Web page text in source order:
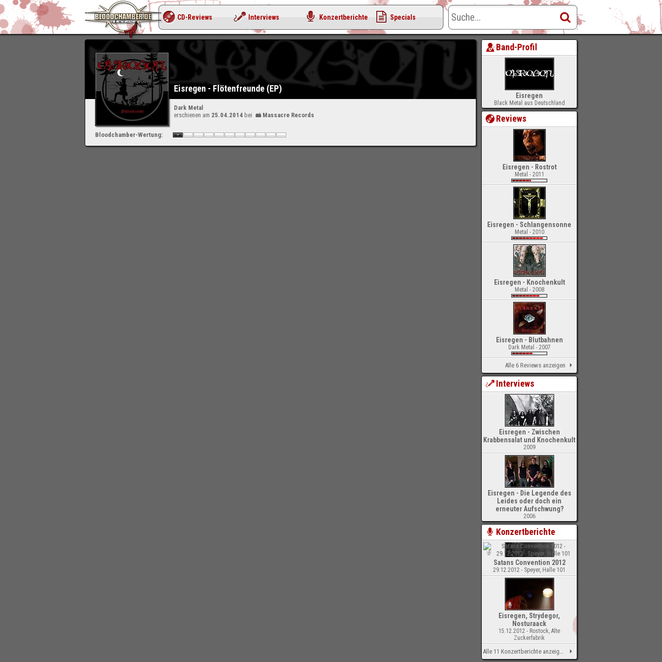
Eisregen - Flötenfreunde (EP)
Dark Metal
erschienen am 25.04.2014 bei Massacre Records
Bloodchamber-Wertung:
Band-Profil
Eisregen
Black Metal aus Deutschland
Reviews
Eisregen - Rostrot
Metal - 2011
Eisregen - Schlangensonne
Metal - 2010
Eisregen - Knochenkult
Metal - 2008
Eisregen - Blutbahnen
Dark Metal - 2007
Alle 6 Reviews anzeigen
Interviews
Eisregen - Zwischen
Krabbensalat und Knochenkult
2009
Eisregen - Die Legende des
Leides oder doch ein
erneuter Aufschwung?
2006
Konzertberichte
Satans Convention 2012
29.12.2012 - Speyer, Halle 101
Eisregen, Strydegor,
Nosturaack
15.12.2012 - Rostock, Alte
Zuckerfabrik
Alle 11 Konzertberichte anzeigen
CD-Reviews Interviews Konzertberichte Specials